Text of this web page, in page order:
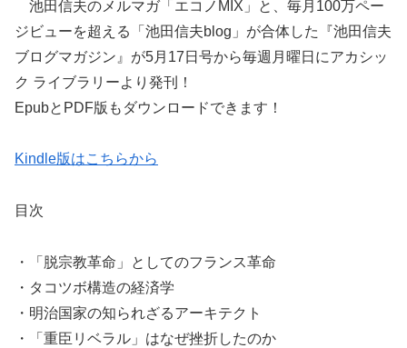
池田信夫のメルマガ「エコノMIX」と、毎月100万ペー
ジビューを超える「池田信夫blog」が合体した『池田信夫
ブログマガジン』が5月17日号から毎週月曜日にアカシッ
ク ライブラリーより発刊！
EpubとPDF版もダウンロードできます！
Kindle版はこちらから
目次
・「脱宗教革命」としてのフランス革命
・タコツボ構造の経済学
・明治国家の知られざるアーキテクト
・「重臣リベラル」はなぜ挫折したのか